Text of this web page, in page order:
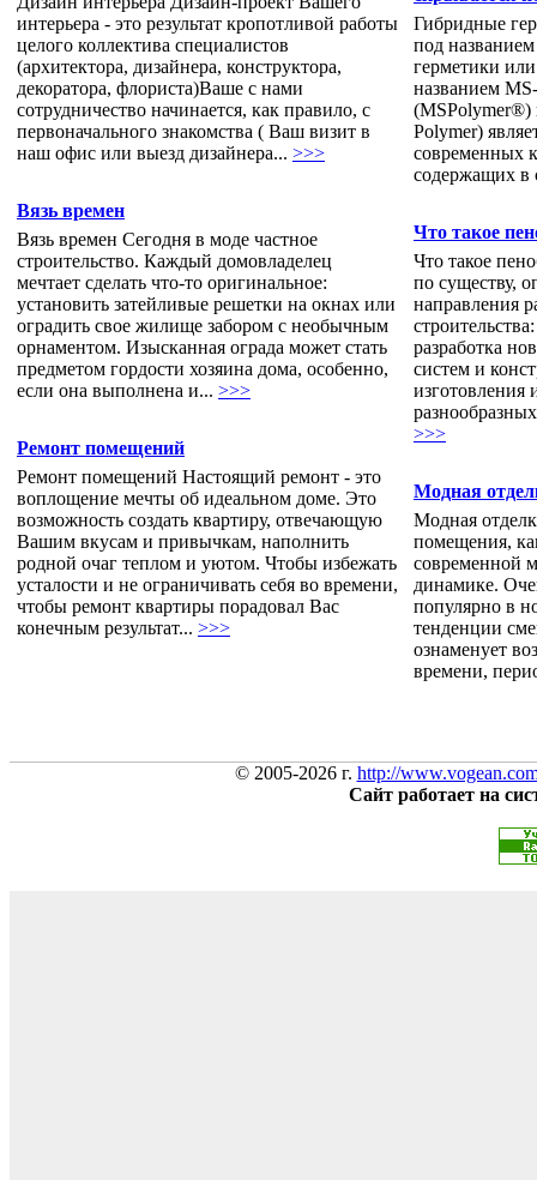
интерьера - это результат кропотливой работы
целого коллектива специалистов
(архитектора, дизайнера, конструктора,
декоратора, флориста)Ваше с нами
сотрудничество начинается, как правило, с
первоначального знакомства ( Ваш визит в
наш офис или выезд дизайнера... >>>
Вязь времен
Вязь времен Сегодня в моде частное
строительство. Каждый домовладелец
мечтает сделать что-то оригинальное:
установить затейливые решетки на окнах или
оградить свое жилище забором с необычным
орнаментом. Изысканная ограда может стать
предметом гордости хозяина дома, особенно,
если она выполнена и... >>>
Ремонт помещений
Ремонт помещений Настоящий ремонт - это
воплощение мечты об идеальном доме. Это
возможность создать квартиру, отвечающую
Вашим вкусам и привычкам, наполнить
родной очаг теплом и уютом. Чтобы избежать
усталости и не ограничивать себя во времени,
чтобы ремонт квартиры порадовал Вас
конечным результат... >>>
Гибридные
под
герметики
названием
Polymer)
современных
содержащих в
Что такое
Что такое
по существу,
направления
разработка
систем и
изготовления
>>>
Модная
Модная
помещения,
современной
динамике.
популярно в
тенденции
ознаменует
времени,
© 2005-2026 г. http://
Сайт работает на